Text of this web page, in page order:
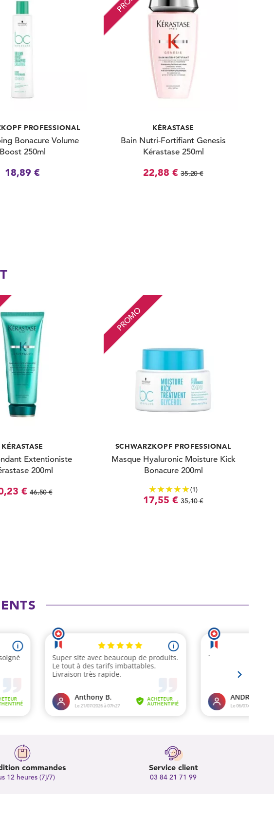
PROFESSIONAL
Bonacure Volume
Boost 250ml
18,89 €
KÉRASTASE
Bain Nutri-Fortifiant Genesis
Kérastase 250ml
22,88 € 35,20 €
KÉRASTASE
Extentioniste
200ml
€ 46,50 €
PROMO
SCHWARZKOPF PROFESSIONAL
Masque Hyaluronic Moisture Kick
Bonacure 200ml
(1)
17,55 € 35,10 €
commandes
12 heures (7j/7)
Service client
03 84 21 71 99